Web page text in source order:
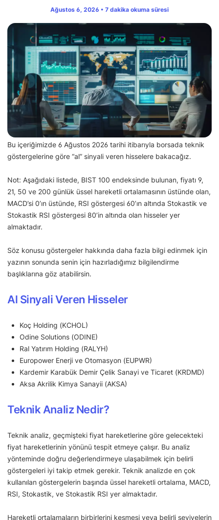
Ağustos 6, 2026 • 7 dakika okuma süresi
Bu içeriğimizde 6 Ağustos 2026 tarihi itibarıyla borsada teknik
göstergelerine göre “al” sinyali veren hisselere bakacağız.
Not: Aşağıdaki listede, BIST 100 endeksinde bulunan, fiyatı 9,
21, 50 ve 200 günlük üssel hareketli ortalamasının üstünde olan,
MACD’si 0’ın üstünde, RSI göstergesi 60’ın altında Stokastik ve
Stokastik RSI göstergesi 80’in altında olan hisseler yer
almaktadır.
Söz konusu göstergeler hakkında daha fazla bilgi edinmek için
yazının sonunda senin için hazırladığımız bilgilendirme
başlıklarına göz atabilirsin.
Al Sinyali Veren Hisseler
Koç Holding (KCHOL)
Odine Solutions (ODINE)
Ral Yatırım Holding (RALYH)
Europower Enerji ve Otomasyon (EUPWR)
Kardemir Karabük Demir Çelik Sanayi ve Ticaret (KRDMD)
Aksa Akrilik Kimya Sanayii (AKSA)
Teknik Analiz Nedir?
Teknik analiz, geçmişteki fiyat hareketlerine göre gelecekteki
fiyat hareketlerinin yönünü tespit etmeye çalışır. Bu analiz
yönteminde doğru değerlendirmeye ulaşabilmek için belirli
göstergeleri iyi takip etmek gerekir. Teknik analizde en çok
kullanılan göstergelerin başında üssel hareketli ortalama, MACD,
RSI, Stokastik, ve Stokastik RSI yer almaktadır.
Hareketli ortalamaların birbirlerini kesmesi veya belirli seviyelerin